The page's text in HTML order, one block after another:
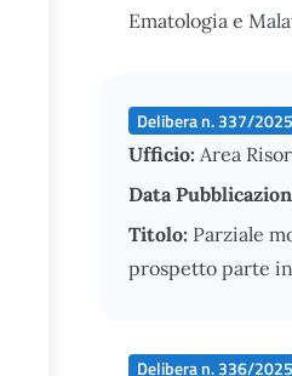
Ematologia e
Delibera n. 337/2025
Ufficio: Area
Data
Titolo: Parziale
prospetto parte
Delibera n. 336/2025